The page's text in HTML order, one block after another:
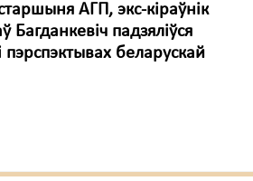
АГП, экс-кіраўнік
Багданкевіч падзяліўся
пэрспэктывах беларускай